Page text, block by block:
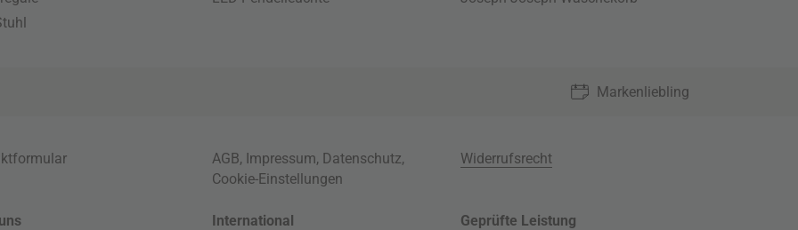
Markenliebling
AGB, Impressum, Datenschutz,
Cookie-Einstellungen
Widerrufsrecht
International Geprüfte Leistung